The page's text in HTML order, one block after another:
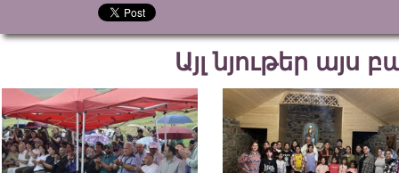
Այլ նյութեր այս